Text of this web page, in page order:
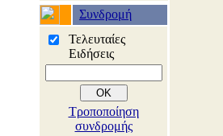
Συνδρομή
Τελευταίες
Ειδήσεις
Τροποποίηση
συνδρομής